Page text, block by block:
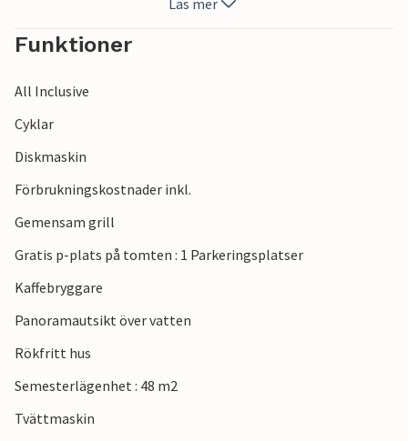
rekreationsmöjligheter som vattenskidlift och
wakeboarding.
Läs mer
Funktioner
All Inclusive
Cyklar
Diskmaskin
Förbrukningskostnader inkl.
Gemensam grill
Gratis p-plats på tomten : 1 Parkeringsplatser
Kaffebryggare
Panoramautsikt över vatten
Rökfritt hus
Semesterlägenhet : 48 m2
Tvättmaskin